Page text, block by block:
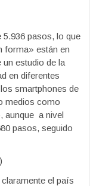
5.936 pasos, lo que
forma» están en
estudio de la
en diferentes
smartphones de
medios como
aunque a nivel
pasos, seguido
el país